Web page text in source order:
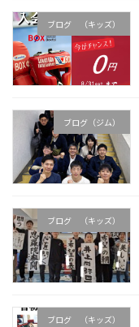
ブログ （キッズ）
ブログ（ジム）
ブログ （キッズ）
ブログ （キッズ）